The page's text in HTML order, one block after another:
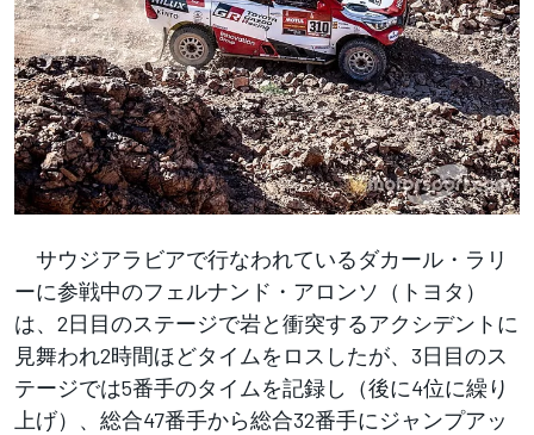
サウジアラビアで行なわれているダカール・ラリ
ーに参戦中のフェルナンド・アロンソ（トヨタ）
は、2日目のステージで岩と衝突するアクシデントに
見舞われ2時間ほどタイムをロスしたが、3日目のス
テージでは5番手のタイムを記録し（後に4位に繰り
上げ）、総合47番手から総合32番手にジャンプアッ